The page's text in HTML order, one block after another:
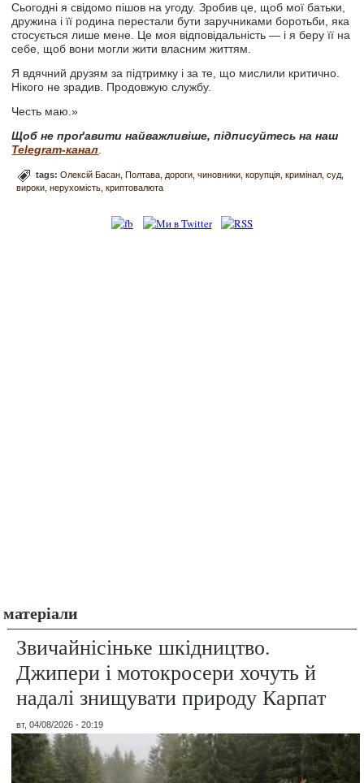
Сьогодні я свідомо пішов на угоду. Зробив це, щоб мої батьки,
дружина і її родина перестали бути заручниками боротьби, яка
стосується лише мене. Це моя відповідальність — і я беру її на
себе, щоб вони могли жити власним життям.
Я вдячний друзям за підтримку і за те, що мислили критично.
Нікого не зрадив. Продовжую службу.
Честь маю.»
Щоб не проґавити найважливіше, підписуйтесь на наш
Telegram-канал
tags:Олексій Басан Полтава дороги чиновники корупція кримінал суд
вироки нерухомість криптовалюта
матеріали
Звичайнісіньке шкідництво.
Джипери і мотокросери хочуть й
надалі знищувати природу Карпат
вт, 04/08/2026 - 20:19